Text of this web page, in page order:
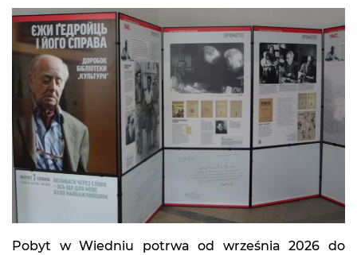
Pobyt w Wiedniu potrwa od września 2026 do